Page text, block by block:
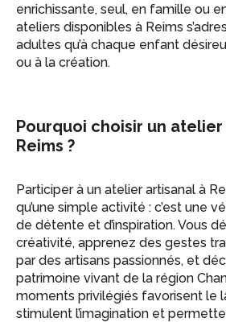
enrichissante, seul, en famille ou
ateliers disponibles à Reims
adultes qu’à chaque enfant
ou à la création.
Pourquoi choisir un
Reims ?
Participer à un atelier artisanal à
qu’une simple activité : c’est une
de détente et d’inspiration. Vous
créativité, apprenez des gestes
par des artisans passionnés, et
patrimoine vivant de la région
moments privilégiés favorisent le
stimulent l’imagination et